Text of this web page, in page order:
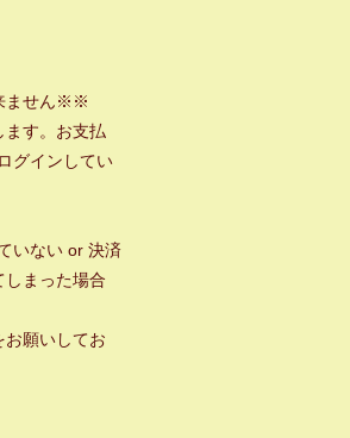
ません※※
ます。お支払
グインしてい
いない or 決済
しまった場合
お願いしてお